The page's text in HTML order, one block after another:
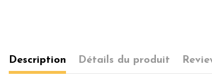
Description Détails du produit